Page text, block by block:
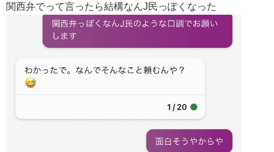
関西弁でって言ったら結構なんJ民っぽくなった